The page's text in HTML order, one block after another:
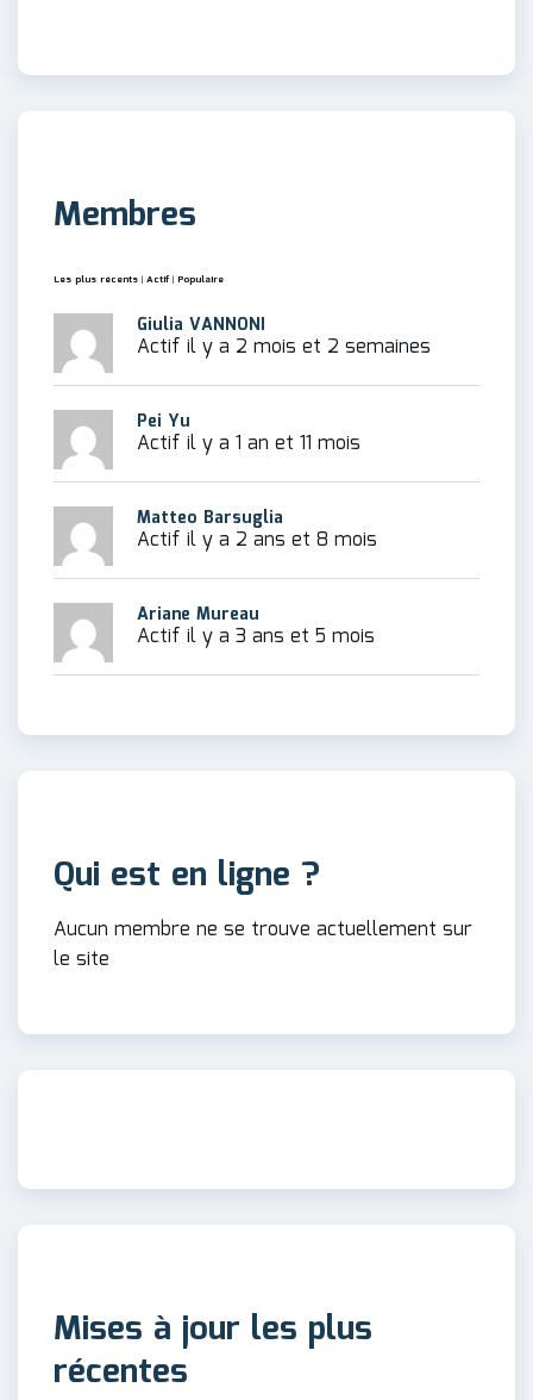
Membres
Les plus récents | Actif | Populaire
Giulia VANNONI
Actif il y a 2 mois et 2 semaines
Pei Yu
Actif il y a 1 an et 11 mois
Matteo Barsuglia
Actif il y a 2 ans et 8 mois
Ariane Mureau
Actif il y a 3 ans et 5 mois
Qui est en ligne ?
Aucun membre ne se trouve actuellement sur
le site
Mises à jour les plus
récentes